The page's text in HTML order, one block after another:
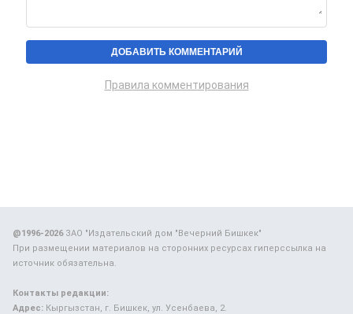
Правила комментирования
@1996-2026ЗАО "Издательский дом "Вечерний Бишкек"
При размещении материалов на сторонних ресурсах гиперссылка на
источник обязательна.
Контакты редакции:
Адрес: Кыргызстан, г. Бишкек, ул. Усенбаева, 2.